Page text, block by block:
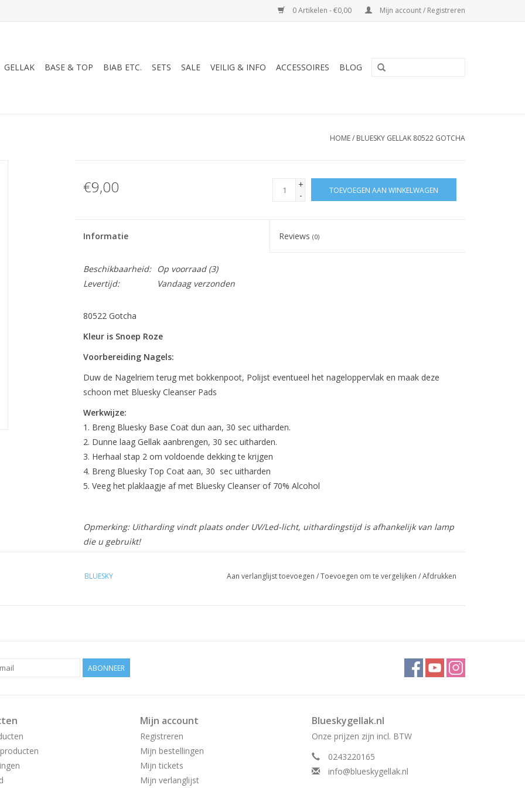
0 Artikelen - €0,00 Mijn account / Registreren
GELLAK BASE & TOP BIAB ETC. SETS SALE VEILIG & INFO ACCESSOIRES BLOG
HOME/ BLUESKY GELLAK 80522 GOTCHA
€9,00
+
-
TOEVOEGEN AAN WINKELWAGEN
Informatie Reviews(0)
Beschikbaarheid: Op voorraad(3)
Levertijd:
Vandaag verzonden
80522 Gotcha
Kleur is Snoep Roze
Voorbereiding Nagels:
Duw de Nagelriem terug met bokkenpoot, Polijst eventueel het nageloppervlak en maak deze
schoon met Bluesky Cleanser Pads
Werkwijze:
Breng Bluesky Base Coat dun aan, 30 sec uitharden.
Dunne laag Gellak aanbrengen, 30 sec uitharden.
Herhaal stap 2 om voldoende dekking te krijgen
Breng Bluesky Top Coat aan, 30 sec uitharden
Veeg het plaklaagje af met Bluesky Cleanser of 70% Alcohol
Opmerking: Uitharding vindt plaats onder UV/Led-licht, uithardingstijd is afhankelijk van lamp
die u gebruikt!
BLUESKY Aan verlanglijst toevoegen /Toevoegen om te vergelijken /Afdrukken
ABONNEER
Mijn account
Registreren
Mijn bestellingen
Mijn tickets
Mijn verlanglijst
Blueskygellak.nl
Onze prijzen zijn incl. BTW
0243220165
info@blueskygellak.nl